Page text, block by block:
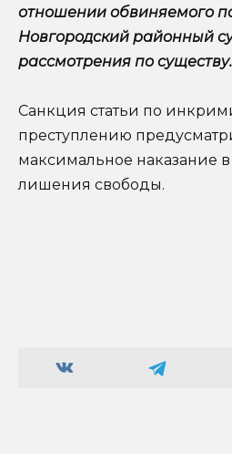
отношении обвиняемого
Новгородский районный
рассмотрения по существу.
Санкция статьи по
преступлению
максимальное наказание
лишения свободы.